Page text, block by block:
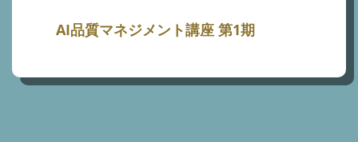
AI品質マネジメント講座 第1期